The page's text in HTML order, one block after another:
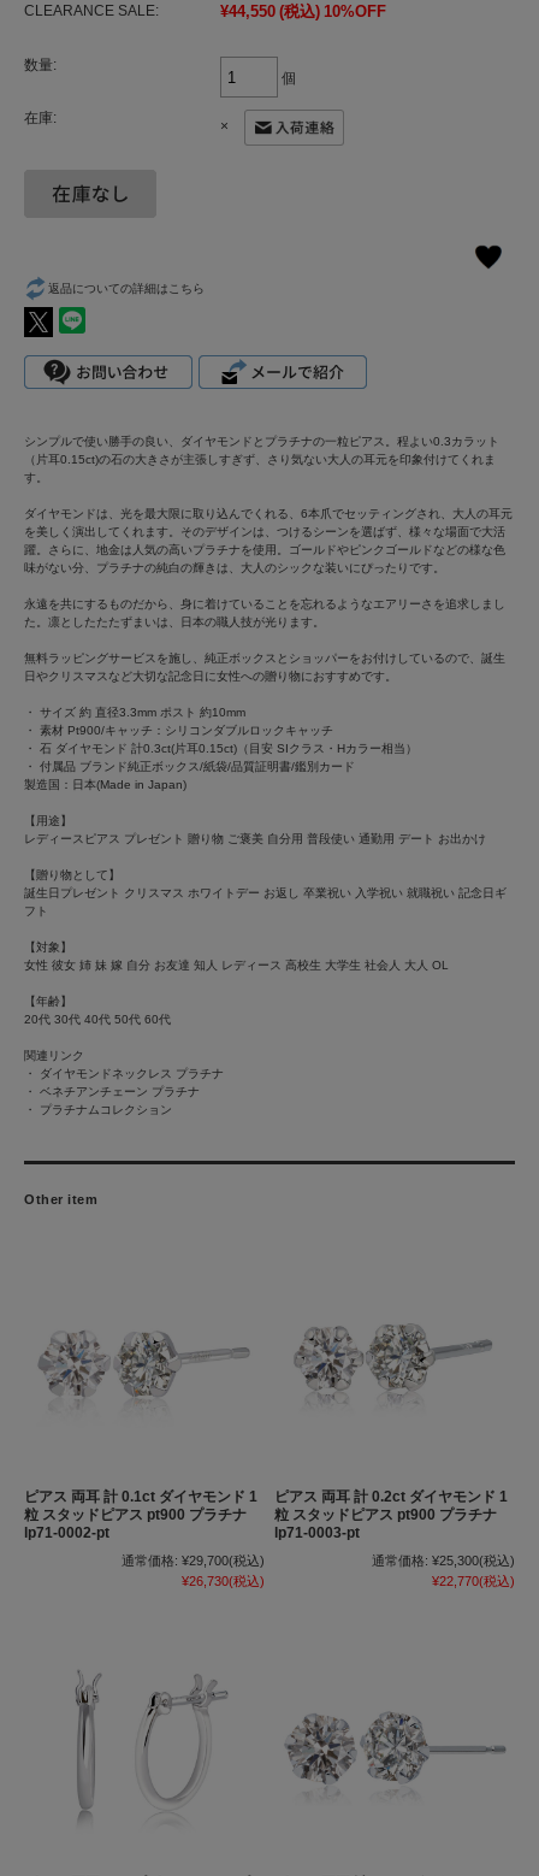
CLEARANCE SALE: ¥44,550 (税込) 10%OFF
数量:
個
在庫:
×
返品についての詳細はこちら
シンプルで使い勝手の良い、ダイヤモンドとプラチナの一粒ピアス。程よい0.3カラット
（片耳0.15ct)の石の大きさが主張しすぎず、さり気ない大人の耳元を印象付けてくれま
す。
ダイヤモンドは、光を最大限に取り込んでくれる、6本爪でセッティングされ、大人の耳元
を美しく演出してくれます。そのデザインは、つけるシーンを選ばず、様々な場面で大活
躍。さらに、地金は人気の高いプラチナを使用。ゴールドやピンクゴールドなどの様な色
味がない分、プラチナの純白の輝きは、大人のシックな装いにぴったりです。
永遠を共にするものだから、身に着けていることを忘れるようなエアリーさを追求しまし
た。凛としたたたずまいは、日本の職人技が光ります。
無料ラッピングサービスを施し、純正ボックスとショッパーをお付けしているので、誕生
日やクリスマスなど大切な記念日に女性への贈り物におすすめです。
・ サイズ 約 直径3.3mm ポスト 約10mm
・ 素材 Pt900/キャッチ：シリコンダブルロックキャッチ
・ 石 ダイヤモンド 計0.3ct(片耳0.15ct)（目安 SIクラス・Hカラー相当）
・ 付属品 ブランド純正ボックス/紙袋/品質証明書/鑑別カード
製造国：日本(Made in Japan)
【用途】
レディースピアス プレゼント 贈り物 ご褒美 自分用 普段使い 通勤用 デート お出かけ
【贈り物として】
誕生日プレゼント クリスマス ホワイトデー お返し 卒業祝い 入学祝い 就職祝い 記念日ギ
フト
【対象】
女性 彼女 姉 妹 嫁 自分 お友達 知人 レディース 高校生 大学生 社会人 大人 OL
【年齢】
20代 30代 40代 50代 60代
関連リンク
・ ダイヤモンドネックレス プラチナ
・ ベネチアンチェーン プラチナ
・ プラチナムコレクション
Other item
ピアス 両耳 計 0.1ct ダイヤモンド 1
粒 スタッドピアス pt900 プラチナ
lp71-0002-pt
通常価格: ¥29,700(税込)
¥26,730(税込)
ピアス 両耳 計 0.2ct ダイヤモンド 1
粒 スタッドピアス pt900 プラチナ
lp71-0003-pt
通常価格: ¥25,300(税込)
¥22,770(税込)